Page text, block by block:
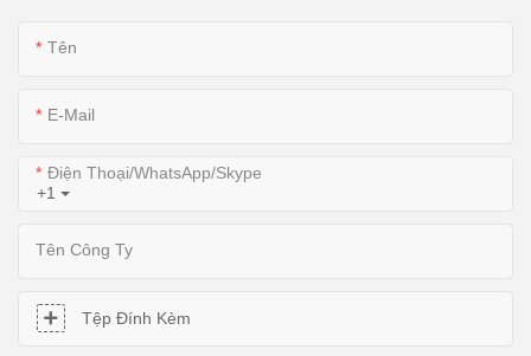
Tên
E-Mail
+1
Điện Thoại/WhatsApp/Skype
Tên Công Ty
Tệp Đính Kèm